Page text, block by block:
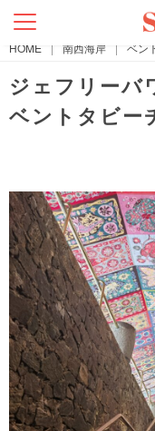
HOME | 南西海岸 | ベン
ジェフリーバ
ベントタビー